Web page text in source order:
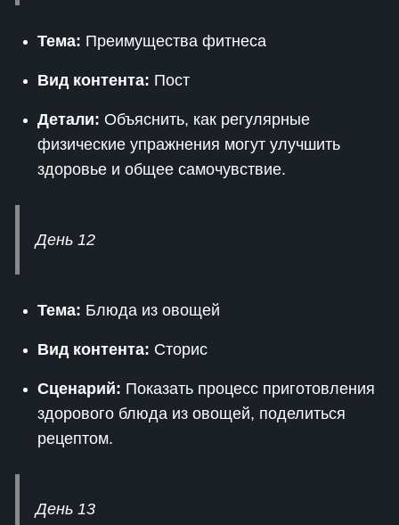
Тема: Преимущества фитнеса
Вид контента: Пост
Детали: Объяснить, как регулярные
физические упражнения могут улучшить
здоровье и общее самочувствие.
День 12
Тема: Блюда из овощей
Вид контента: Сторис
Сценарий: Показать процесс приготовления
здорового блюда из овощей, поделиться
рецептом.
День 13